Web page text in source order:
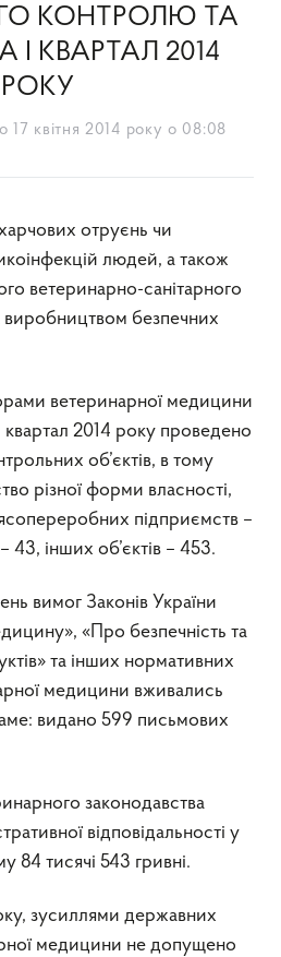
КОНТРОЛЮ ТА
I КВАРТАЛ 2014
РОКУ
17 квітня 2014 року о 08:08
людей, а також
ветеринарно-санітарного
виробництвом безпечних
ветеринарної медицини
квартал 2014 року проведено
об’єктів, в тому
різної форми власності,
підприємств –
43, інших об’єктів – 453.
вимог Законів України
«Про безпечність та
та інших нормативних
медицини вживались
видано 599 письмових
законодавства
відповідальності у
84 тисячі 543 гривні.
зусиллями державних
медицини не допущено